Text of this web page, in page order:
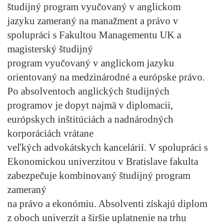
študijný program vyučovaný v anglickom
jazyku zameraný na manažment a právo v
spolupráci s Fakultou Managementu UK a
magisterský študijný
program vyučovaný v anglickom jazyku
orientovaný na medzinárodné a európske právo.
Po absolventoch anglických študijných
programov je dopyt najmä v diplomacii,
európskych inštitúciách a nadnárodných
korporáciách vrátane
veľkých advokátskych kancelárií. V spolupráci s
Ekonomickou univerzitou v Bratislave fakulta
zabezpečuje kombinovaný študijný program
zameraný
na právo a ekonómiu. Absolventi získajú diplom
z oboch univerzít a širšie uplatnenie na trhu